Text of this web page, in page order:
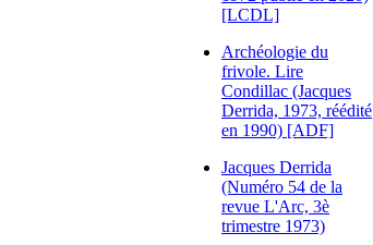
[LCDL]
Archéologie du
frivole. Lire
Condillac (Jacques
Derrida, 1973, réédité
en 1990) [ADF]
Jacques Derrida
(Numéro 54 de la
revue L'Arc, 3è
trimestre 1973)